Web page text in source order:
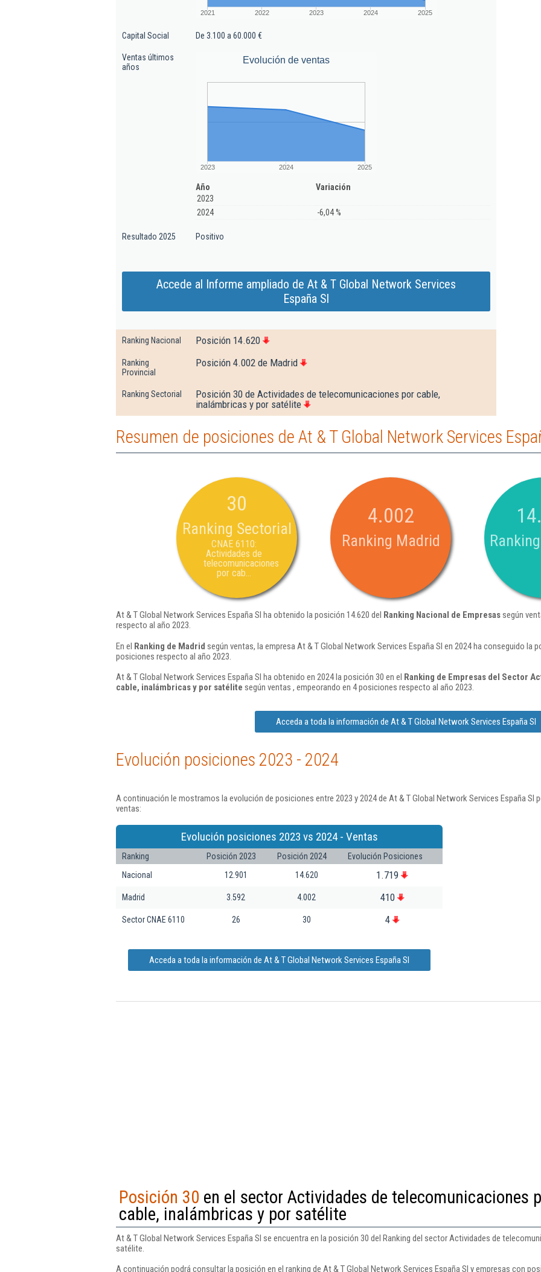
2021 2022 2023 2024 2025
Capital Social De 3.100 a 60.000 €
Ventas últimos
años
Evolución de ventas
2023 2024 2025
Año
Variación
2023
2024
-6,04 %
Resultado 2025 Positivo
Accede al Informe ampliado de At & T Global Network Services
España Sl
Ranking Nacional Posición 14.620
Ranking
Provincial
Posición 4.002 de Madrid
Ranking Sectorial
Posición 30 de Actividades de telecomunicaciones por cable,
inalámbricas y por satélite
Resumen de posiciones de At & T Global Network Services
30
Ranking Sectorial
CNAE 6110:
Actividades de
telecomunicaciones
por cab...
4.002
Ranking Madrid
At & T Global Network Services España Sl ha obtenido la posición 14.620 del Ranking Nacional de Empresassegún
respecto al año 2023.
En el Ranking de Madrid según ventas, la empresa At & T Global Network Services España Sl en 2024 ha conseguido la
posiciones respecto al año 2023.
At & T Global Network Services España Sl ha obtenido en 2024 la posición 30 en el Ranking de Empresas del Sector
cable, inalámbricas y por satélite según ventas , empeorando en 4 posiciones respecto al año 2023.
Acceda a toda la información de At & T Global Network Services España Sl
Evolución posiciones 2023 - 2024
A continuación le mostramos la evolución de posiciones entre 2023 y 2024 de At & T Global Network Services España Sl
ventas:
Evolución posiciones 2023 vs 2024 - Ventas
Ranking Posición 2023 Posición 2024
Evolución Posiciones
Nacional
12.901 14.620 1.719
Madrid 3.592 4.002 410
Sector CNAE 6110 26 30 4
Acceda a toda la información de At & T Global Network Services España Sl
Posición 30 en el sector Actividades de telecomunicaciones
cable, inalámbricas y por satélite
At & T Global Network Services España Sl se encuentra en la posición 30 del Ranking del sector Actividades de
satélite.
A continuación podrá consultar la posición en el ranking de At & T Global Network Services España Sl y empresas con